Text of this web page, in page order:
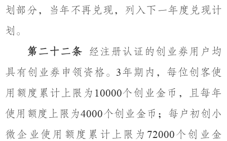
划部分，当年不再兑现，列入下一年度兑现计
划。
第二十二条
经注册认证的创业券用户均
具有创业券申领资格。 3年期内，每位创客使
用额度累计上限为 10000个创业金币，且每年
使用额度上限为4000个创业金币；每户初创小
微企业使用额度累计上限为 72000个创业金